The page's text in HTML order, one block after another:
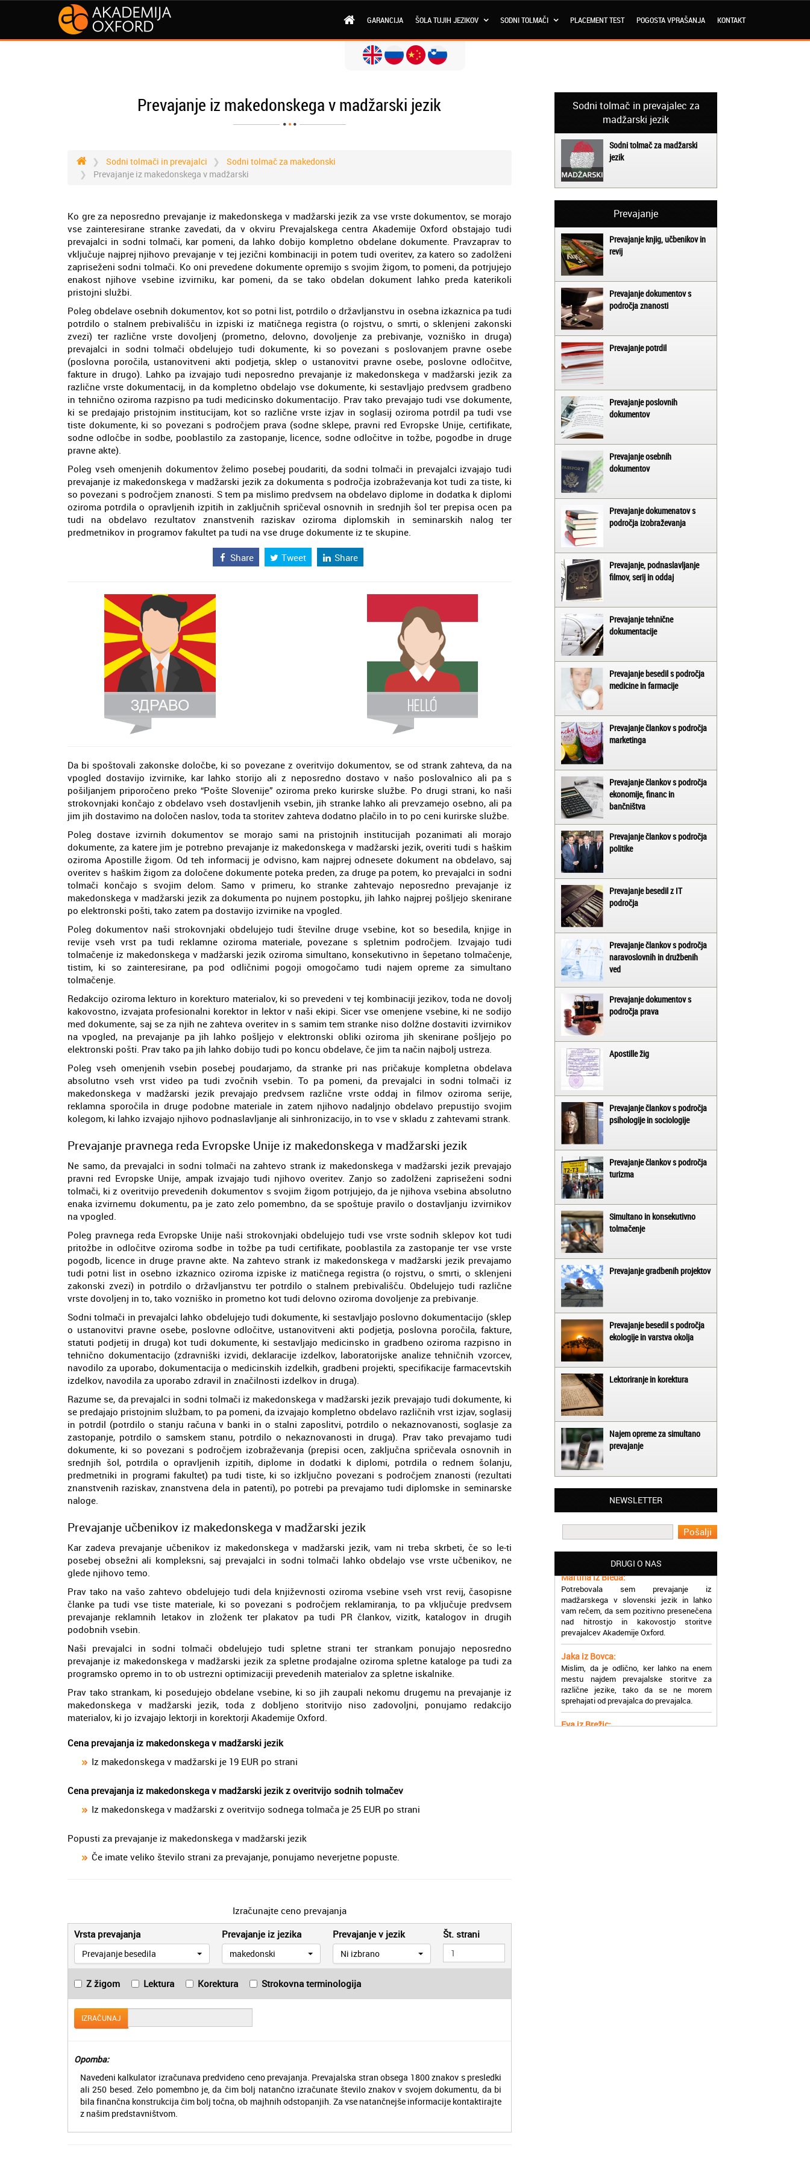
GARANCIJA ŠOLA TUJIH JEZIKOV SODNI TOLMAČI PLACEMENT TEST POGOSTA VPRAŠANJA KONTAKT
Prevajanje iz makedonskega v madžarski jezik
Sodni tolmači in prevajalci
Sodni tolmač za makedonski
Prevajanje iz makedonskega v madžarski
Ko gre za neposredno prevajanje iz makedonskega v madžarski jezik za vse vrste dokumentov, se morajo
vse zainteresirane stranke zavedati, da v okviru Prevajalskega centra Akademije Oxford obstajajo tudi
prevajalci in sodni tolmači, kar pomeni, da lahko dobijo kompletno obdelane dokumente. Pravzaprav to
vključuje najprej njihovo prevajanje v tej jezični kombinaciji in potem tudi overitev, za katero so zadolženi
zapriseženi sodni tolmači. Ko oni prevedene dokumente opremijo s svojim žigom, to pomeni, da potrjujejo
enakost njihove vsebine izvirniku, kar pomeni, da se tako obdelan dokument lahko preda katerikoli
pristojni službi.
Poleg obdelave osebnih dokumentov, kot so potni list, potrdilo o državljanstvu in osebna izkaznica pa tudi
potrdilo o stalnem prebivališču in izpiski iz matičnega registra (o rojstvu, o smrti, o sklenjeni zakonski
zvezi) ter različne vrste dovoljenj (prometno, delovno, dovoljenje za prebivanje, vozniško in druga)
prevajalci in sodni tolmači obdelujejo tudi dokumente, ki so povezani s poslovanjem pravne osebe
(poslovna poročila, ustanovitveni akti podjetja, sklep o ustanovitvi pravne osebe, poslovne odločitve,
fakture in drugo). Lahko pa izvajajo tudi neposredno prevajanje iz makedonskega v madžarski jezik za
različne vrste dokumentacij, in da kompletno obdelajo vse dokumente, ki sestavljajo predvsem gradbeno
in tehnično oziroma razpisno pa tudi medicinsko dokumentacijo. Prav tako prevajajo tudi vse dokumente,
ki se predajajo pristojnim institucijam, kot so različne vrste izjav in soglasij oziroma potrdil pa tudi vse
tiste dokumente, ki so povezani s področjem prava (sodne sklepe, pravni red Evropske Unije, certifikate,
sodne odločbe in sodbe, pooblastilo za zastopanje, licence, sodne odločitve in tožbe, pogodbe in druge
pravne akte).
Poleg vseh omenjenih dokumentov želimo posebej poudariti, da sodni tolmači in prevajalci izvajajo tudi
prevajanje iz makedonskega v madžarski jezik za dokumenta s področja izobraževanja kot tudi za tiste, ki
so povezani s področjem znanosti. S tem pa mislimo predvsem na obdelavo diplome in dodatka k diplomi
oziroma potrdila o opravljenih izpitih in zaključnih spričeval osnovnih in srednjih šol ter prepisa ocen pa
tudi na obdelavo rezultatov znanstvenih raziskav oziroma diplomskih in seminarskih nalog ter
predmetnikov in programov fakultet pa tudi na vse druge dokumente iz te skupine.
Share Tweet Share
Da bi spoštovali zakonske določbe, ki so povezane z overitvijo dokumentov, se od strank zahteva, da na
vpogled dostavijo izvirnike, kar lahko storijo ali z neposredno dostavo v našo poslovalnico ali pa s
pošiljanjem priporočeno preko “Pošte Slovenije” oziroma preko kurirske službe. Po drugi strani, ko naši
strokovnjaki končajo z obdelavo vseh dostavljenih vsebin, jih stranke lahko ali prevzamejo osebno, ali pa
jim jih dostavimo na določen naslov, toda ta storitev zahteva dodatno plačilo in to po ceni kurirske službe.
Poleg dostave izvirnih dokumentov se morajo sami na pristojnih institucijah pozanimati ali morajo
dokumente, za katere jim je potrebno prevajanje iz makedonskega v madžarski jezik, overiti tudi s haškim
oziroma Apostille žigom. Od teh informacij je odvisno, kam najprej odnesete dokument na obdelavo, saj
overitev s haškim žigom za določene dokumente poteka preden, za druge pa potem, ko prevajalci in sodni
tolmači končajo s svojim delom. Samo v primeru, ko stranke zahtevajo neposredno prevajanje iz
makedonskega v madžarski jezik za dokumenta po nujnem postopku, jih lahko najprej pošljejo skenirane
po elektronski pošti, tako zatem pa dostavijo izvirnike na vpogled.
Poleg dokumentov naši strokovnjaki obdelujejo tudi številne druge vsebine, kot so besedila, knjige in
revije vseh vrst pa tudi reklamne oziroma materiale, povezane s spletnim področjem. Izvajajo tudi
tolmačenje iz makedonskega v madžarski jezik oziroma simultano, konsekutivno in šepetano tolmačenje,
tistim, ki so zainteresirane, pa pod odličnimi pogoji omogočamo tudi najem opreme za simultano
tolmačenje.
Redakcijo oziroma lekturo in korekturo materialov, ki so prevedeni v tej kombinaciji jezikov, toda ne dovolj
kakovostno, izvajata profesionalni korektor in lektor v naši ekipi. Sicer vse omenjene vsebine, ki ne sodijo
med dokumente, saj se za njih ne zahteva overitev in s samim tem stranke niso dolžne dostaviti izvirnikov
na vpogled, na prevajanje pa jih lahko pošljejo v elektronski obliki oziroma jih skenirane pošljejo po
elektronski pošti. Prav tako pa jih lahko dobijo tudi po koncu obdelave, če jim ta način najbolj ustreza.
Poleg vseh omenjenih vsebin posebej poudarjamo, da stranke pri nas pričakuje kompletna obdelava
absolutno vseh vrst video pa tudi zvočnih vsebin. To pa pomeni, da prevajalci in sodni tolmači iz
makedonskega v madžarski jezik prevajajo predvsem različne vrste oddaj in filmov oziroma serije,
reklamna sporočila in druge podobne materiale in zatem njihovo nadaljnjo obdelavo prepustijo svojim
kolegom, ki lahko izvajajo njihovo podnaslavljanje ali sinhronizacijo, in to vse v skladu z zahtevami strank.
Prevajanje pravnega reda Evropske Unije iz makedonskega v madžarski jezik
Ne samo, da prevajalci in sodni tolmači na zahtevo strank iz makedonskega v madžarski jezik prevajajo
pravni red Evropske Unije, ampak izvajajo tudi njihovo overitev. Zanjo so zadolženi zapriseženi sodni
tolmači, ki z overitvijo prevedenih dokumentov s svojim žigom potrjujejo, da je njihova vsebina absolutno
enaka izvirnemu dokumentu, pa je zato zelo pomembno, da se spoštuje pravilo o dostavljanju izvirnikov
na vpogled.
Poleg pravnega reda Evropske Unije naši strokovnjaki obdelujejo tudi vse vrste sodnih sklepov kot tudi
pritožbe in odločitve oziroma sodbe in tožbe pa tudi certifikate, pooblastila za zastopanje ter vse vrste
pogodb, licence in druge pravne akte. Na zahtevo strank iz makedonskega v madžarski jezik prevajamo
tudi potni list in osebno izkaznico oziroma izpiske iz matičnega registra (o rojstvu, o smrti, o sklenjeni
zakonski zvezi) in potrdilo o državljanstvu ter potrdilo o stalnem prebivališču. Obdelujejo tudi različne
vrste dovoljenj in to, tako vozniško in prometno kot tudi delovno oziroma dovoljenje za prebivanje.
Sodni tolmači in prevajalci lahko obdelujejo tudi dokumente, ki sestavljajo poslovno dokumentacijo (sklep
o ustanovitvi pravne osebe, poslovne odločitve, ustanovitveni akti podjetja, poslovna poročila, fakture,
statuti podjetij in druga) kot tudi dokumente, ki sestavljajo medicinsko in gradbeno oziroma razpisno in
tehnično dokumentacijo (zdravniški izvidi, deklaracije izdelkov, laboratorijske analize tehničnih vzorcev,
navodilo za uporabo, dokumentacija o medicinskih izdelkih, gradbeni projekti, specifikacije farmacevtskih
izdelkov, navodila za uporabo zdravil in značilnosti izdelkov in druga).
Razume se, da prevajalci in sodni tolmači iz makedonskega v madžarski jezik prevajajo tudi dokumente, ki
se predajajo pristojnim službam, to pa pomeni, da izvajajo kompletno obdelavo različnih vrst izjav, soglasij
in potrdil (potrdilo o stanju računa v banki in o stalni zaposlitvi, potrdilo o nekaznovanosti, soglasje za
zastopanje, potrdilo o samskem stanu, potrdilo o nekaznovanosti in druga). Prav tako prevajamo tudi
dokumente, ki so povezani s področjem izobraževanja (prepisi ocen, zaključna spričevala osnovnih in
srednjih šol, potrdila o opravljenih izpitih, diplome in dodatki k diplomi, potrdila o rednem šolanju,
predmetniki in programi fakultet) pa tudi tiste, ki so izključno povezani s področjem znanosti (rezultati
znanstvenih raziskav, znanstvena dela in patenti), po potrebi pa prevajamo tudi diplomske in seminarske
naloge.
Prevajanje učbenikov iz makedonskega v madžarski jezik
Kar zadeva prevajanje učbenikov iz makedonskega v madžarski jezik, vam ni treba skrbeti, če so le-ti
posebej obsežni ali kompleksni, saj prevajalci in sodni tolmači lahko obdelajo vse vrste učbenikov, ne
glede njihovo temo.
Prav tako na vašo zahtevo obdelujejo tudi dela književnosti oziroma vsebine vseh vrst revij, časopisne
članke pa tudi vse tiste materiale, ki so povezani s področjem reklamiranja, to pa vključuje predvsem
prevajanje reklamnih letakov in zloženk ter plakatov pa tudi PR člankov, vizitk, katalogov in drugih
podobnih vsebin.
Naši prevajalci in sodni tolmači obdelujejo tudi spletne strani ter strankam ponujajo neposredno
prevajanje iz makedonskega v madžarski jezik za spletne prodajalne oziroma spletne kataloge pa tudi za
programsko opremo in to ob ustrezni optimizaciji prevedenih materialov za spletne iskalnike.
Prav tako strankam, ki posedujejo obdelane vsebine, ki so jih zaupali nekomu drugemu na prevajanje iz
makedonskega v madžarski jezik, toda z dobljeno storitvijo niso zadovoljni, ponujamo redakcijo
materialov, ki jo izvajajo lektorji in korektorji Akademije Oxford.
Cena prevajanja iz makedonskega v madžarski jezik
Iz makedonskega v madžarski je 19 EUR po strani
Cena prevajanja iz makedonskega v madžarski jezik z overitvijo sodnih tolmačev
Iz makedonskega v madžarski z overitvijo sodnega tolmača je 25 EUR po strani
Popusti za prevajanje iz makedonskega v madžarski jezik
Če imate veliko število strani za prevajanje, ponujamo neverjetne popuste.
Izračunajte ceno prevajanja
Vrsta prevajanja
Prevajanje besedila
Prevajanje iz jezika
makedonski
Prevajanje v jezik
Ni izbrano
Št. strani
Z žigom Lektura Korektura Strokovna terminologija
IZRAČUNAJ
Opomba:
Navedeni kalkulator izračunava predvideno ceno prevajanja. Prevajalska stran obsega 1800 znakov s presledki
ali 250 besed. Zelo pomembno je, da čim bolj natančno izračunate število znakov v svojem dokumentu, da bi
bila finančna konstrukcija čim bolj točna, ob majhnih odstopanjih. Za vse natančnejše informacije kontaktirajte
z našim predstavništvom.
Sodni tolmač in prevajalec za
madžarski jezik
Sodni tolmač za madžarski
jezik
Prevajanje
Prevajanje knjig, učbenikov in
revij
Prevajanje dokumentov s
področja znanosti
Prevajanje potrdil
Prevajanje poslovnih
dokumentov
Prevajanje osebnih
dokumentov
Prevajanje dokumenatov s
področja izobraževanja
Prevajanje, podnaslavljanje
filmov, serij in oddaj
Prevajanje tehnične
dokumentacije
Prevajanje besedil s področja
medicine in farmacije
Prevajanje člankov s področja
marketinga
Prevajanje člankov s področja
ekonomije, financ in
bančništva
Prevajanje člankov s področja
politike
Prevajanje besedil z IT
področja
Prevajanje člankov s področja
naravoslovnih in družbenih
ved
Prevajanje dokumentov s
področja prava
Apostille žig
Prevajanje člankov s področja
psihologije in sociologije
Prevajanje člankov s področja
turizma
Simultano in konsekutivno
tolmačenje
Prevajanje gradbenih projektov
Prevajanje besedil s področja
ekologije in varstva okolja
Lektoriranje in korektura
Najem opreme za simultano
prevajanje
NEWSLETTER
DRUGI O NAS
Matjaž iz Ajdovščine:
Lahko pohvalim vse zaposlene v Akademiji
Oxford, ker so resnično profesionalni in
prevajalske storitve opravljajo hitro in
Martina iz Bleda:
madžarskega v slovenski jezik in lahko
vam rečem, da sem pozitivno presenečena
nad hitrostjo in kakovostjo storitve
prevajalcev Akademije Oxford.
Jaka iz Bovca:
Mislim, da je odlično, ker lahko na enem
mestu najdem prevajalske storitve za
različne jezike, tako da se ne morem
sprehajati od prevajalca do prevajalca.
Eva iz Brežic:
jezik, na spletu sem našla Oxford, jih